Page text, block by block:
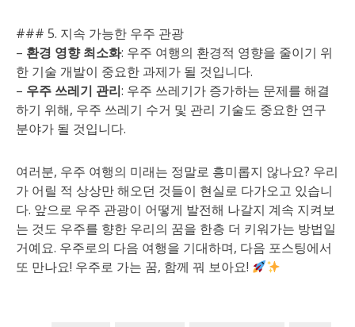
### 5. 지속 가능한 우주 관광
– 환경 영향 최소화: 우주 여행의 환경적 영향을 줄이기 위
한 기술 개발이 중요한 과제가 될 것입니다.
– 우주 쓰레기 관리: 우주 쓰레기가 증가하는 문제를 해결
하기 위해, 우주 쓰레기 수거 및 관리 기술도 중요한 연구
분야가 될 것입니다.
여러분, 우주 여행의 미래는 정말로 흥미롭지 않나요? 우리
가 어릴 적 상상만 해오던 것들이 현실로 다가오고 있습니
다. 앞으로 우주 관광이 어떻게 발전해 나갈지 계속 지켜보
는 것도 우주를 향한 우리의 꿈을 한층 더 키워가는 방법일
거예요. 우주로의 다음 여행을 기대하며, 다음 포스팅에서
또 만나요! 우주로 가는 꿈, 함께 꿔 보아요!